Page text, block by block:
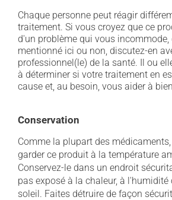
Chaque personne peut réagir
traitement. Si vous croyez que ce
d'un problème qui vous
mentionné ici ou non, discutez-en
professionnel(le) de la santé. Il ou
à déterminer si votre traitement en
cause et, au besoin, vous aider à
Conservation
Comme la plupart des
garder ce produit à la température
Conservez-le dans un endroit
pas exposé à la chaleur, à
soleil. Faites détruire de façon